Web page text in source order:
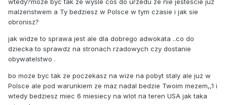
wtedy?moze byc tak ze wysle cos do urzedu ze nie jestescie juz
malzenstwem a Ty bedziesz w Polsce w tym czasie i jak sie
obronisz?
jak widze to sprawa jest ale dla dobrego adwokata ..co do
dziecka to sprawdz na stronach rzadowych czy dostanie
obywatelstwo .
bo moze byc tak ze poczekasz na wize na pobyt staly ale juz w
Polsce ale pod warunkiem ze maz nadal bedzie Twoim mezem,,1 i
wtedy bedziesz miec 6 miesiecy na wlot na teren USA jak taka